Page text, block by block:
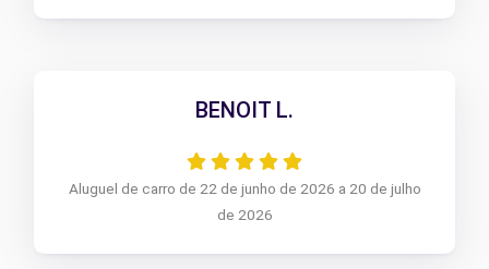
BENOIT L.
Aluguel de carro de 22 de junho de 2026 a 20 de julho
de 2026